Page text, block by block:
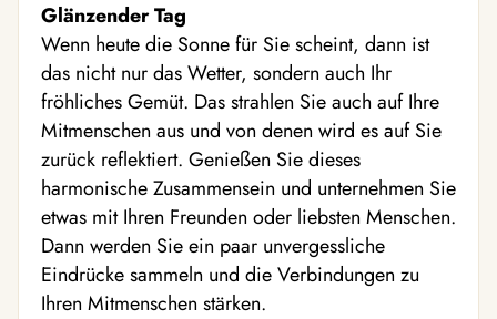
Glänzender Tag
Wenn heute die Sonne für Sie scheint, dann ist
das nicht nur das Wetter, sondern auch Ihr
fröhliches Gemüt. Das strahlen Sie auch auf Ihre
Mitmenschen aus und von denen wird es auf Sie
zurück reflektiert. Genießen Sie dieses
harmonische Zusammensein und unternehmen Sie
etwas mit Ihren Freunden oder liebsten Menschen.
Dann werden Sie ein paar unvergessliche
Eindrücke sammeln und die Verbindungen zu
Ihren Mitmenschen stärken.